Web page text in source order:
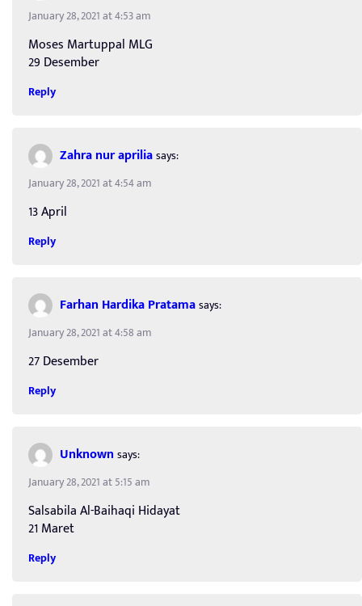
January 28, 2021 at 4:53 am
Moses Martuppal MLG
29 Desember
Reply
Zahra nur apriliasays:
January 28, 2021 at 4:54 am
13 April
Reply
Farhan Hardika Pratamasays:
January 28, 2021 at 4:58 am
27 Desember
Reply
Unknown says:
January 28, 2021 at 5:15 am
Salsabila Al-Baihaqi Hidayat
21 Maret
Reply